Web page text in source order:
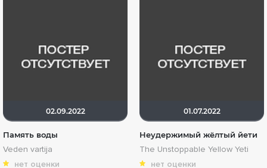
02.09.2022
Память воды
Veden vartija
нет оценки
01.07.2022
Неудержимый жёлтый йети
The Unstoppable Yellow Yeti
нет оценки